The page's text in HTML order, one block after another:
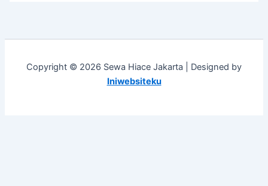
Copyright © 2026 Sewa Hiace Jakarta | Designed by
Iniwebsiteku